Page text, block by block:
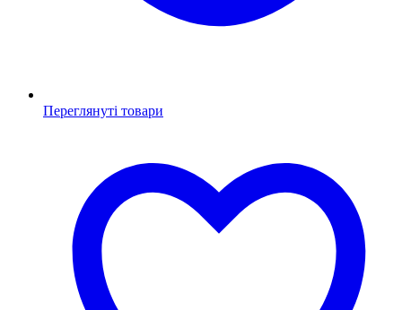
Переглянуті товари